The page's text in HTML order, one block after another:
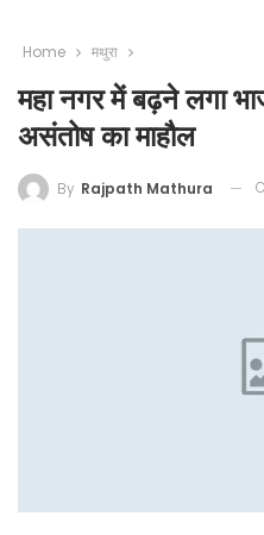
Home मथुरा
महा नगर में बढ़ने लगा
असंतोष का माहौल
By Rajpath Mathura